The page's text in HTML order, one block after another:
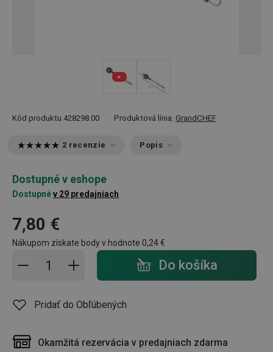
Kód produktu 428298.00 Produktová línia: GrandCHEF
2 recenzie Popis
Dostupné v eshope
Dostupnév 29 predajniach
7,80 €
Nákupom získate body v hodnote 0,24 €
Pridať do košíka - počet Do košíka
Pridať do Obľúbených
Okamžitá rezervácia v predajniach zdarma